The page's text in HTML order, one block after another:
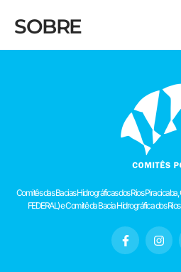
SOBRE
Comitês das Bacias Hidrográficas dos Rios
FEDERAL) e Comitê da Bacia Hidrográfica dos